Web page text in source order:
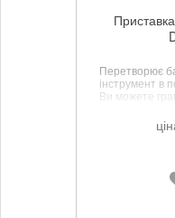
Перетворює
інструмент в
Ви можете
Глибина 18 см.